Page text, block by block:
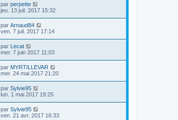
par perpette
jeu. 13 juil. 2017 15:32
par Arnaud84
ven. 7 juil. 2017 17:14
par Lecat
mer. 7 juin 2017 11:03
par MYRTILLEVAR
mer. 24 mai 2017 21:20
par Sylvie95
lun. 1 mai 2017 19:25
par Sylvie95
ven. 21 avr. 2017 16:33